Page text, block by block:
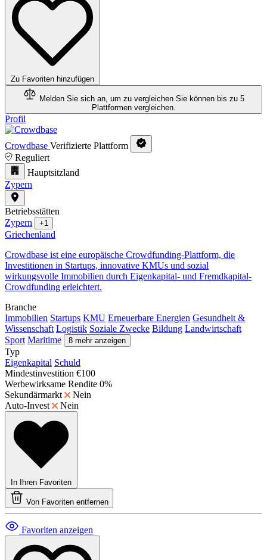
Zu Favoriten hinzufügen
Melden Sie sich an, um zu vergleichen Sie können bis zu 5
Plattformen vergleichen.
Profil
Crowdbase Verifizierte Plattform
Reguliert
Hauptsitzland
Zypern
Betriebsstätten
Zypern
+1
Griechenland
Crowdbase ist eine europäische Crowdfunding-Plattform, die
Investitionen in Startups, innovative KMUs und sozial
wirkungsvolle Immobilien durch Eigenkapital- und Fremdkapital-
Crowdfunding erleichtert.
Branche
Immobilien Startups KMU Erneuerbare Energien Gesundheit &
Wissenschaft Logistik Soziale Zwecke Bildung Landwirtschaft
Sport Maritime 8 mehr anzeigen
Typ
Eigenkapital Schuld
Mindestinvestition €100
Werbewirksame Rendite 0%
Sekundärmarkt
Nein
Auto-Invest
Nein
In Ihren Favoriten
Von Favoriten entfernen
Favoriten anzeigen